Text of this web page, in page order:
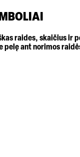
raides, skaičius ir
pelę ant norimos